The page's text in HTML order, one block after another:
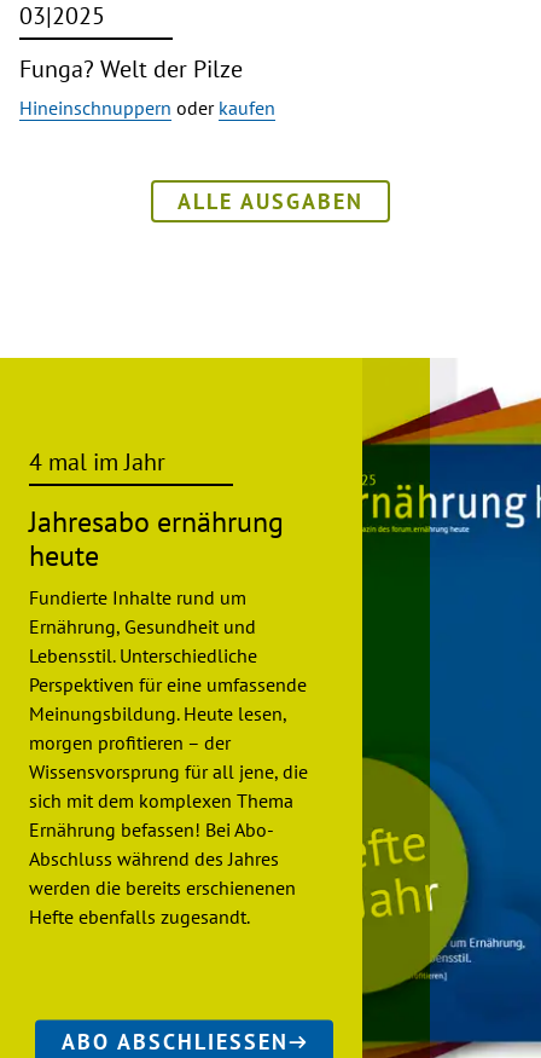
03|2025
Funga? Welt der Pilze
Hineinschnuppern oder kaufen
ALLE AUSGABEN
4 mal im Jahr
Jahresabo ernährung
heute
Fundierte Inhalte rund um
Ernährung, Gesundheit und
Lebensstil. Unterschiedliche
Perspektiven für eine umfassende
Meinungsbildung. Heute lesen,
morgen profitieren – der
Wissensvorsprung für all jene, die
sich mit dem komplexen Thema
Ernährung befassen! Bei Abo-
Abschluss während des Jahres
werden die bereits erschienenen
Hefte ebenfalls zugesandt.
ABO ABSCHLIESSEN